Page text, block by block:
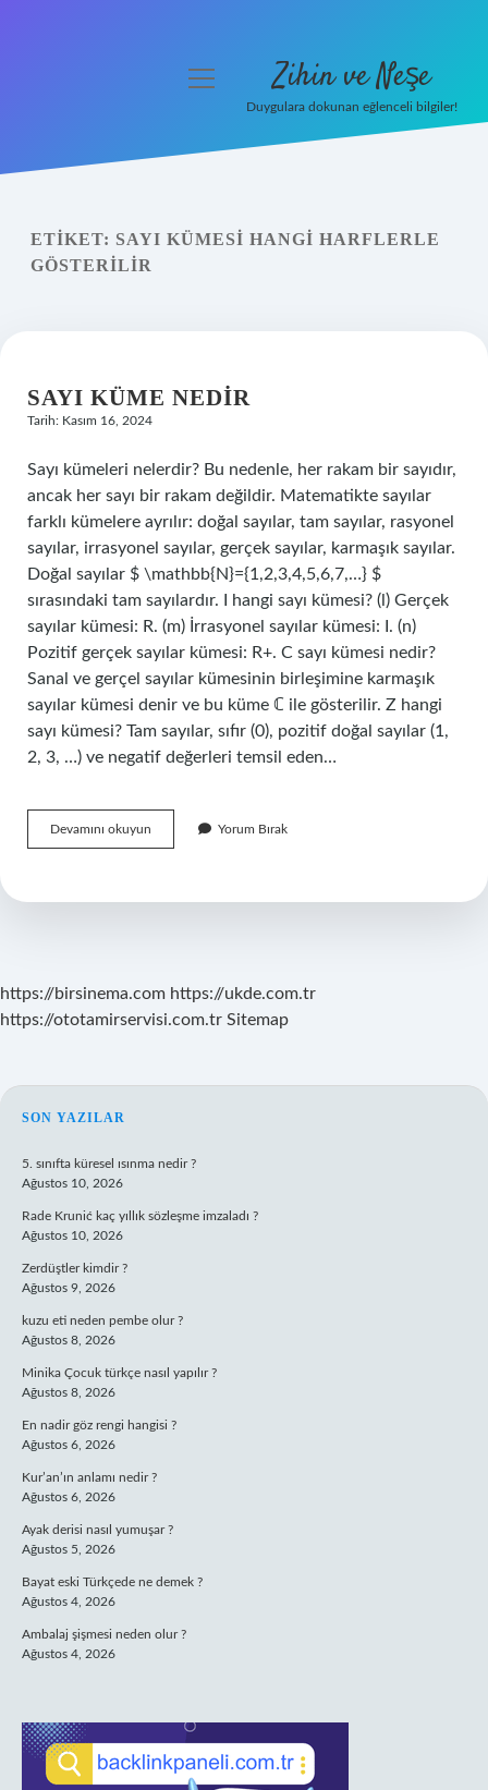
Yasal Uyarı
menüyü
Zihin ve Neşe
Duygulara dokunan eğlenceli bilgiler!
ETIKET: SAYI KÜMESI HANGI HARFLERLE
GÖSTERILIR
SAYI KÜME NEDIR
Tarih: Kasım 16, 2024
Sayı kümeleri nelerdir? Bu nedenle, her rakam bir sayıdır,
ancak her sayı bir rakam değildir. Matematikte sayılar
farklı kümelere ayrılır: doğal sayılar, tam sayılar, rasyonel
sayılar, irrasyonel sayılar, gerçek sayılar, karmaşık sayılar.
Doğal sayılar $ \mathbb{N}={1,2,3,4,5,6,7,…} $
sırasındaki tam sayılardır. I hangi sayı kümesi? (l) Gerçek
sayılar kümesi: R. (m) İrrasyonel sayılar kümesi: I. (n)
Pozitif gerçek sayılar kümesi: R+. C sayı kümesi nedir?
Sanal ve gerçel sayılar kümesinin birleşimine karmaşık
sayılar kümesi denir ve bu küme ℂ ile gösterilir. Z hangi
sayı kümesi? Tam sayılar, sıfır (0), pozitif doğal sayılar (1,
2, 3, …) ve negatif değerleri temsil eden…
Devamını okuyun
Küme
Yorum Bırak
https://birsinema.com https://ukde.com.tr
https://ototamirservisi.com.tr Sitemap
SIDEBAR
SON YAZILAR
5. sınıfta küresel ısınma nedir ?
Ağustos 10, 2026
Rade Krunić kaç yıllık sözleşme imzaladı ?
Ağustos 10, 2026
Zerdüştler kimdir ?
Ağustos 9, 2026
kuzu eti neden pembe olur ?
Ağustos 8, 2026
Minika Çocuk türkçe nasıl yapılır ?
Ağustos 8, 2026
En nadir göz rengi hangisi ?
Ağustos 6, 2026
Kur’an’ın anlamı nedir ?
Ağustos 6, 2026
Ayak derisi nasıl yumuşar ?
Ağustos 5, 2026
Bayat eski Türkçede ne demek ?
Ağustos 4, 2026
Ambalaj şişmesi neden olur ?
Ağustos 4, 2026